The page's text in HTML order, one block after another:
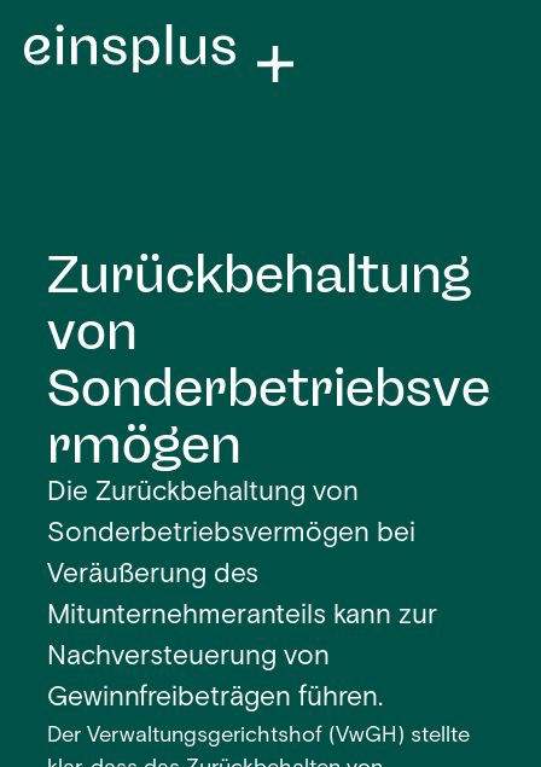
Zurückbehaltung
von
Sonderbetriebsve
rmögen
Die Zurückbehaltung von
Sonderbetriebsvermögen bei
Veräußerung des
Mitunternehmeranteils kann zur
Nachversteuerung von
Gewinnfreibeträgen führen.
Der Verwaltungsgerichtshof (VwGH) stellte